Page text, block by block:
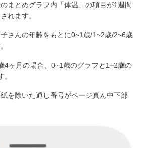
まとめグラフ内「体温」の項目が1週間
れます。
さんの年齢をもとに0~1歳/1~2歳/2~6歳
4ヶ月の場合、0~1歳のグラフと1~2歳の
。
を除いた通し番号がページ真ん中下部